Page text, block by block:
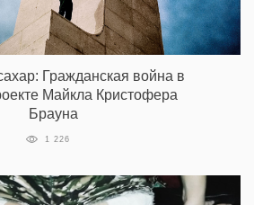
Гражданская война в
Майкла Кристофера
Брауна
1 226